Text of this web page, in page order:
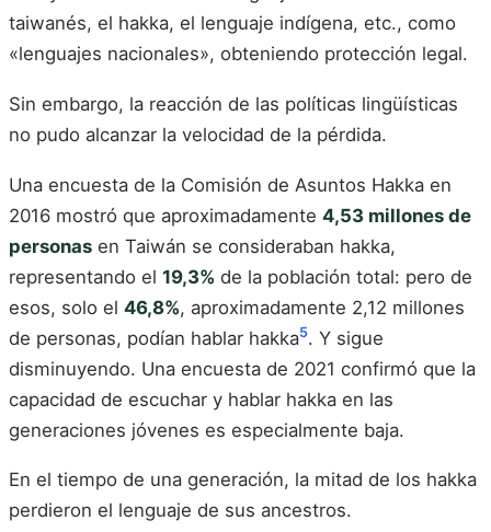
taiwanés, el hakka, el lenguaje indígena, etc., como
«lenguajes nacionales», obteniendo protección legal.
Sin embargo, la reacción de las políticas lingüísticas
no pudo alcanzar la velocidad de la pérdida.
Una encuesta de la Comisión de Asuntos Hakka en
2016 mostró que aproximadamente 4,53 millones de
personas en Taiwán se consideraban hakka,
representando el 19,3% de la población total: pero de
esos, solo el 46,8%, aproximadamente 2,12 millones
de personas, podían hablar hakka5. Y sigue
disminuyendo. Una encuesta de 2021 confirmó que la
capacidad de escuchar y hablar hakka en las
generaciones jóvenes es especialmente baja.
En el tiempo de una generación, la mitad de los hakka
perdieron el lenguaje de sus ancestros.